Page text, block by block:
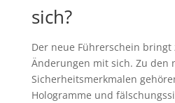
sich?
Der neue Führerschein bringt
Änderungen mit sich. Zu den
Sicherheitsmerkmalen
Hologramme und